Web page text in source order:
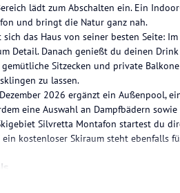
lädt zum Abschalten ein. Ein
und bringt die Natur ganz nah.
das Haus von seiner besten Seite:
Detail. Danach genießt du deinen
Sitzecken und private
zu lassen.
2026 ergänzt ein Außenpool,
eine Auswahl an Dampfbädern
Silvretta Montafon startest du
ein kostenloser Skiraum steht ebenfalls
befindet sich im Zentrum von